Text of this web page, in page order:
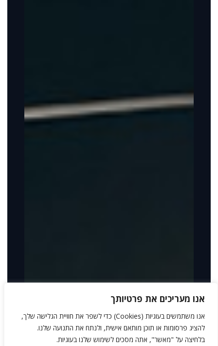
אנו מעריכים את פרטיותך
אנו משתמשים בעוגיות (Cookies) כדי לשפר את חוויית הגלישה שלך,
להציג פרסומות או תוכן מותאם אישית, ולנתח את התנועה שלנו.
בלחיצה על "מאשר", אתה מסכים לשימוש שלנו בעוגיות.